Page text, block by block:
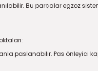
Bu parçalar egzoz
paslanabilir. Pas